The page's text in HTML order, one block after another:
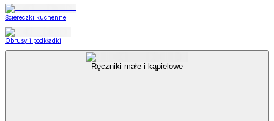
Ściereczki kuchenne
Obrusy i podkładki
Ręczniki małe i kąpielowe